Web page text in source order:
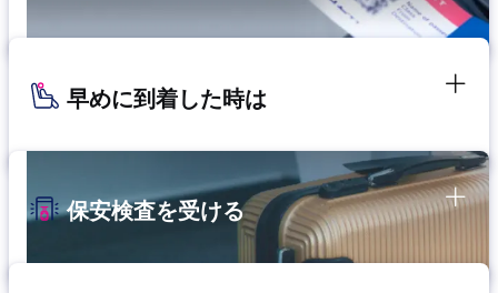
早めに到着した時は
保安検査を受ける